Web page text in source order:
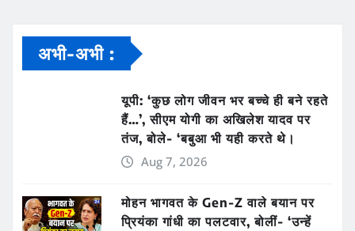
अभी-अभी :
यूपी: ‘कुछ लोग जीवन भर बच्चे ही बने रहते
हैं…’, सीएम योगी का अखिलेश यादव पर
तंज, बोले- ‘बबुआ भी यही करते थे।
Aug 7, 2026
मोहन भागवत के Gen-Z वाले बयान पर
प्रियंका गांधी का पलटवार, बोलीं- ‘उन्हें